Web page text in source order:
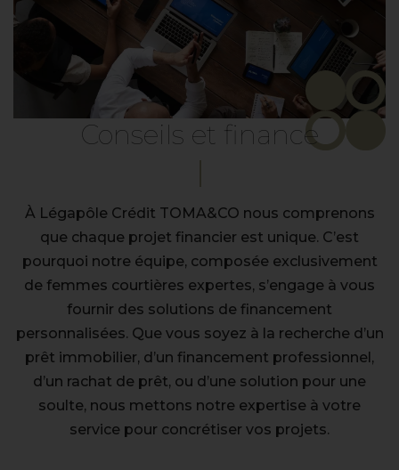
Conseils et finance
À Légapôle Crédit TOMA&CO nous comprenons
que chaque projet financier est unique. C’est
pourquoi notre équipe, composée exclusivement
de femmes courtières expertes, s’engage à vous
fournir des solutions de financement
personnalisées. Que vous soyez à la recherche d’un
prêt immobilier, d’un financement professionnel,
d’un rachat de prêt, ou d’une solution pour une
soulte, nous mettons notre expertise à votre
service pour concrétiser vos projets.